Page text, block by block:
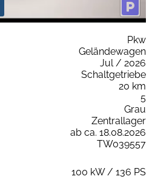
Pkw
Geländewagen
Jul / 2026
Schaltgetriebe
20 km
5
Grau
Zentrallager
ab ca. 18.08.2026
TW039557
100 kW / 136 PS